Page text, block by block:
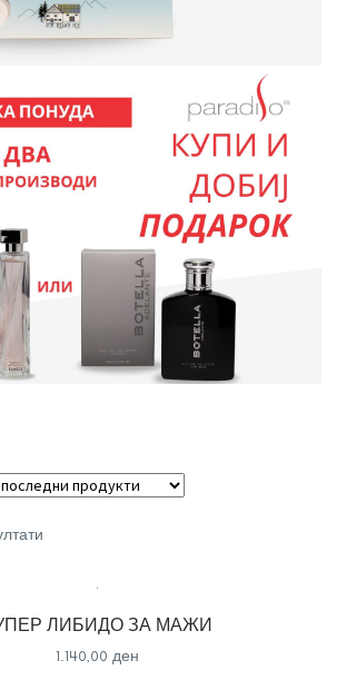
ЛИБИДО ЗА МАЖИ
1.140,00 ден